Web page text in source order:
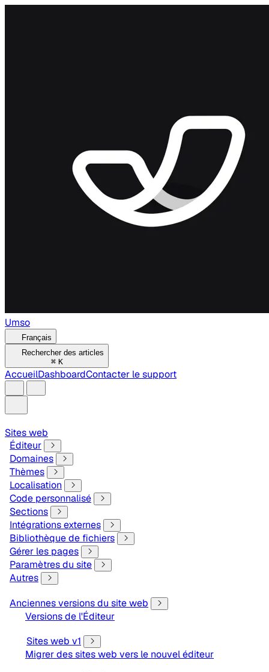
Umso
Français
Rechercher des articles
⌘ K
AccueilDashboardContacter le support
Sites web
Éditeur
Domaines
Thèmes
Localisation
Code personnalisé
Sections
Intégrations externes
Bibliothèque de fichiers
Gérer les pages
Paramètres du site
Autres
Anciennes versions du site web
Versions de l'Éditeur
Sites web v1
Migrer des sites web vers le nouvel éditeur